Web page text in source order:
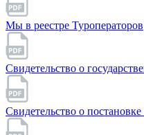
Мы в реестре Туроператоров
Свидетельство о
Свидетельство о